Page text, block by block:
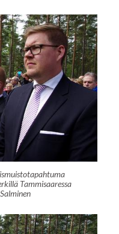
Tammisaaressa